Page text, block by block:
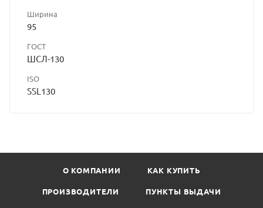
Ширина
95
ГОСТ
ШСЛ-130
ISO
SSL130
О КОМПАНИИ КАК КУПИТЬ
ПРОИЗВОДИТЕЛИ ПУНКТЫ ВЫДАЧИ